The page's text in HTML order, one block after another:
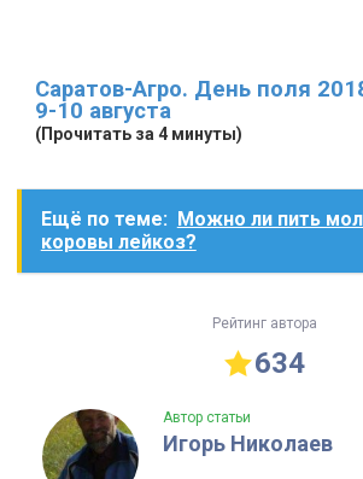
Саратов-Агро. День поля
9-10 августа
(Прочитать за 4 минуты)
Ещё по теме:
Можно ли пить
коровы лейкоз?
Рейтинг автора
634
Автор статьи
Игорь Николаев